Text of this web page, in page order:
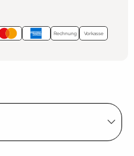
Rechnung Vorkasse